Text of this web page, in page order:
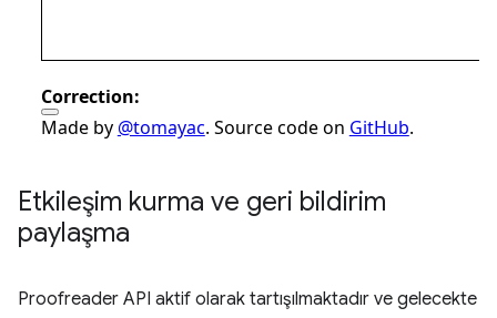
Etkileşim kurma ve geri bildirim
paylaşma
Proofreader API aktif olarak tartışılmaktadır ve gelecekte